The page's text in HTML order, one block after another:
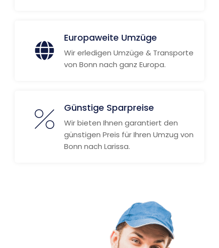
Europaweite Umzüge
Wir erledigen Umzüge & Transporte
von Bonn nach ganz Europa.
Günstige Sparpreise
Wir bieten Ihnen garantiert den
günstigen Preis für Ihren Umzug von
Bonn nach Larissa.